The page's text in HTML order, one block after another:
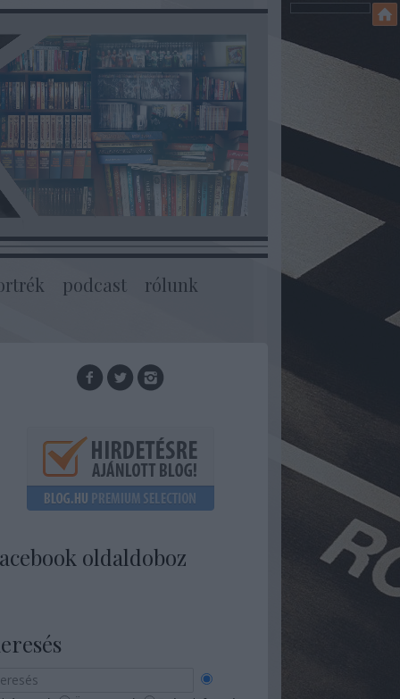
podcast rólunk
oldaldoboz